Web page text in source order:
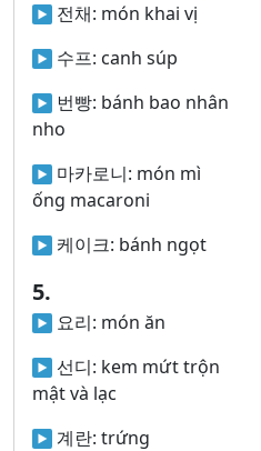
전채: món khai vị
수프: canh súp
번빵: bánh bao nhân
nho
마카로니: món mì
ống macaroni
케이크: bánh ngọt
5.
요리: món ăn
선디: kem mứt trộn
mật và lạc
계란: trứng